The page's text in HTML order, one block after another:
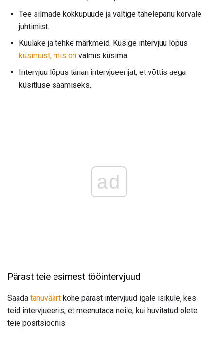
Tee silmade kokkupuude ja vältige tähelepanu kõrvale
juhtimist.
Kuulake ja tehke märkmeid. Küsige intervjuu lõpus
küsimust, mis on valmis küsima.
Intervjuu lõpus tänan intervjueerijat, et võttis aega
küsitluse saamiseks.
ad
Pärast teie esimest tööintervjuud
Saada tänuväärt kohe pärast intervjuud igale isikule, kes
teid intervjueeris, et meenutada neile, kui huvitatud olete
teie positsioonis.